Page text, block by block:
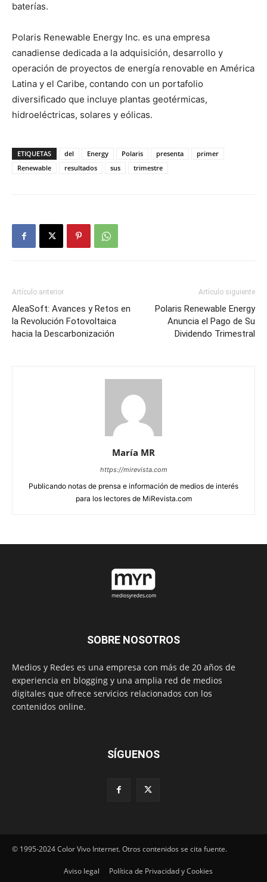
baterías.
Polaris Renewable Energy Inc. es una empresa
canadiense dedicada a la adquisición, desarrollo y
operación de proyectos de energía renovable en América
Latina y el Caribe, contando con un portafolio
diversificado que incluye plantas geotérmicas,
hidroeléctricas, solares y eólicas.
ETIQUETAS del Energy Polaris presenta
primer
Renewable
resultados sus trimestre
Artículo anterior
AleaSoft: Avances y Retos en
la Revolución Fotovoltaica
hacia la Descarbonización
Artículo siguiente
Polaris Renewable Energy
Anuncia el Pago de Su
Dividendo Trimestral
María MR
https://mirevista.com
Publicando notas de prensa e información de medios de interés
para los lectores de MiRevista.com
SOBRE NOSOTROS
Medios y Redes es una empresa con más de 20 años de
experiencia en blogging y una amplia red de medios
digitales que ofrece servicios relacionados con los
contenidos online.
SÍGUENOS
© 1995-2024 Color Vivo Internet. Otros contenidos se cita fuente.
Aviso legal Política de Privacidad y Cookies